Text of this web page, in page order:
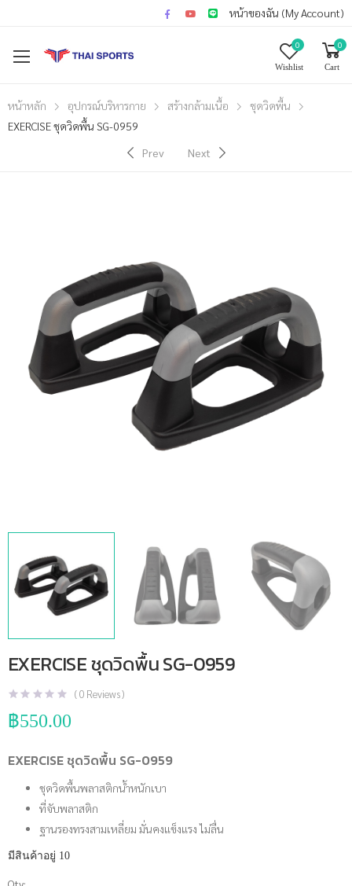
หน้าของฉัน (My Account)
0
Wishlist
0
Cart
หน้าหลัก อุปกรณ์บริหารกาย สร้างกล้ามเนื้อ
ชุดวิดพื้น
EXERCISE ชุดวิดพื้น SG-0959
Prev
Next
EXERCISE ชุดวิดพื้น SG-0959
(0 Reviews )
฿550.00
EXERCISE ชุดวิดพื้น SG-0959
ชุดวิดพื้นพลาสติกน้ำหนักเบา
ที่จับพลาสติก
ฐานรองทรงสามเหลี่ยม มั่นคงแข็งแรง ไม่ลื่น
มีสินค้าอยู่ 10